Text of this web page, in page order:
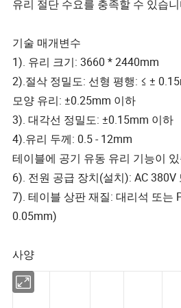
유리 절단 수요를 충족할 수 있습
기술 매개변수
1). 유리 크기: 3660 * 2440mm
2).절삭 정밀도: 선형 평행: ≤ ±
모양 유리: ±0.25mm 이하
3). 대각선 정밀도: ±0.15mm 이하
4).유리 두께: 0.5 - 12mm
테이블에 공기 유동 유리 기능이
6). 전원 공급 장치(설치): AC 380V
7). 테이블 상판 재질: 대리석 또는
0.05mm)
사양